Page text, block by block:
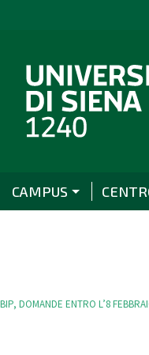
CAMPUS
DOMANDE ENTRO L’8